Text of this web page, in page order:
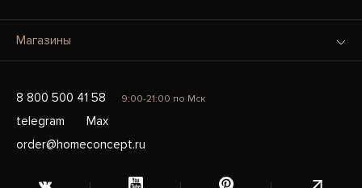
Магазины
8 800 500 41 58 9:00-21:00 по Мск
telegram
Max
order@homeconcept.ru